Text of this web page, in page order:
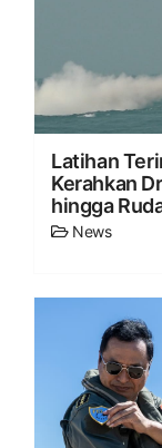
Latihan
Kerahkan
hingga
News